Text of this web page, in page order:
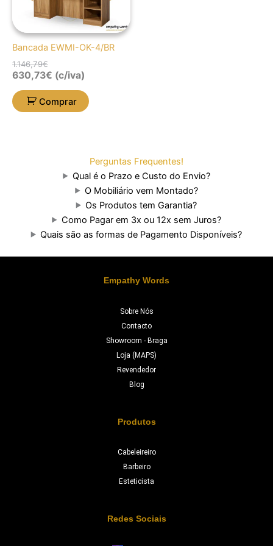
Bancada EWMI-OK-4/BR
1.146,79€
630,73€ (c/iva)
Comprar
Perguntas Frequentes!
Qual é o Prazo e Custo do Envio?
O Mobiliário vem Montado?
Os Produtos tem Garantia?
Como Pagar em 3x ou 12x sem Juros?
Quais são as formas de Pagamento Disponíveis?
Empathy Words
Sobre Nós
Contacto
Showroom - Braga
Loja (MAPS)
Revendedor
Blog
Produtos
Cabeleireiro
Barbeiro
Esteticista
Redes Sociais